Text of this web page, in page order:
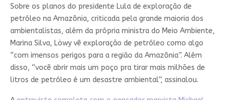
Sobre os planos do presidente Lula de exploração de
petróleo na Amazônia, criticada pela grande maioria dos
ambientalistas, além da própria ministra do Meio Ambiente,
Marina Silva, Löwy vê exploração de petróleo como algo
“com imensos perigos para a região da Amazônia”. Além
disso, “você abrir mais um poço pra tirar mais milhões de
litros de petróleo é um desastre ambiental”, assinalou.